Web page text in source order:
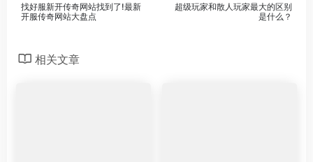
找好服新开传奇网站找到了!最新
开服传奇网站大盘点
超级玩家和散人玩家最大的区别
是什么？
相关文章